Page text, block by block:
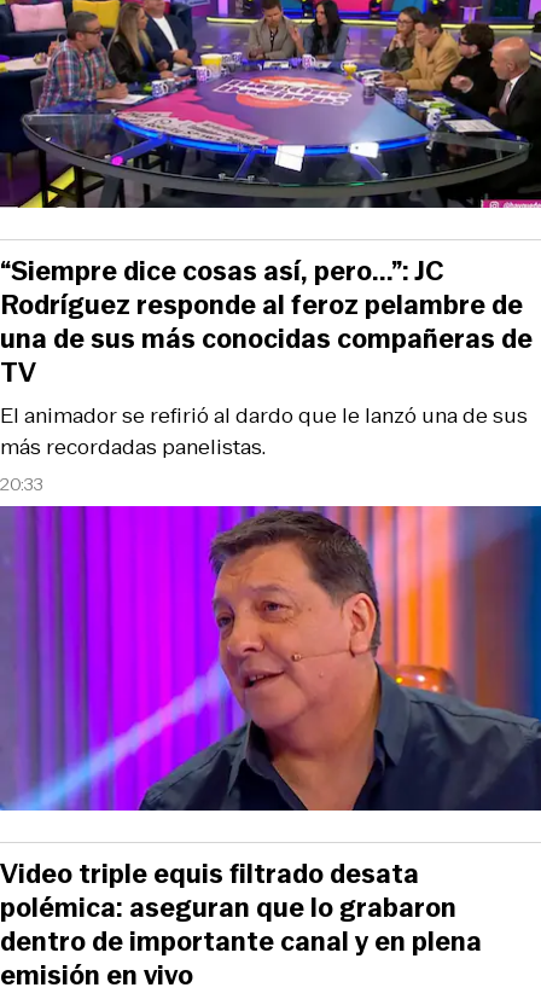
20:33
El animador se refirió al dardo que le lanzó una de sus
más recordadas panelistas.
“Siempre dice cosas así, pero...”: JC
Rodríguez responde al feroz pelambre de
una de sus más conocidas compañeras de
TV
Video triple equis filtrado desata
polémica: aseguran que lo grabaron
dentro de importante canal y en plena
emisión en vivo